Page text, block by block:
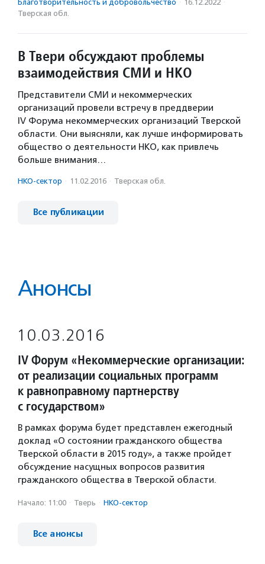
Благотвори­тель­ность и доброволь­чест­во · 16.12.2022 ·
Тверская обл.
В Твери обсуждают проблемы
взаимодействия СМИ и НКО
Представители СМИ и некоммерческих
организаций провели встречу в преддверии
IV Форума некоммерческих организаций Тверской
области. Они выясняли, как лучше информировать
общество о деятельности НКО, как привлечь
больше внимания…
НКО-сектор · 11.02.2016 · Тверская обл.
Все публикации
Анонсы
10.03.2016
IV Форум «Некоммерческие организации:
от реализации социальных программ
к равноправному партнерству
с государством»
В рамках форума будет представлен ежегодный
доклад «О состоянии гражданского общества
Тверской области в 2015 году», а также пройдет
обсуждение насущных вопросов развития
гражданского общества в Тверской области.
Начало: 11:00 · Тверь · НКО-сектор
Все анонсы